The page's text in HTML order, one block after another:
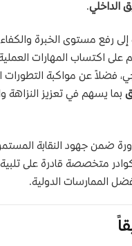
الداخلي.
رفع مستوى الخبرة
على اكتساب المهارات
فضلاً عن مواكبة
بما يسهم في تعزيز النزاهة
ضمن جهود النقابة
كوادر متخصصة قادرة على
الممارسات الدولية.